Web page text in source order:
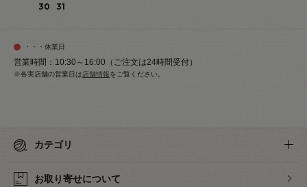
30
31
・・・休業日
営業時間：10:30～16:00（ご注文は24時間受付）
※各実店舗の営業日は 店舗情報をご覧ください。
カテゴリ
お取り寄せについて